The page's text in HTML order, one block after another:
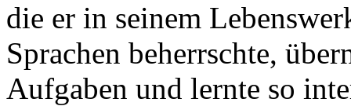
die er in seinem
Sprachen beherrschte,
Aufgaben und lernte so